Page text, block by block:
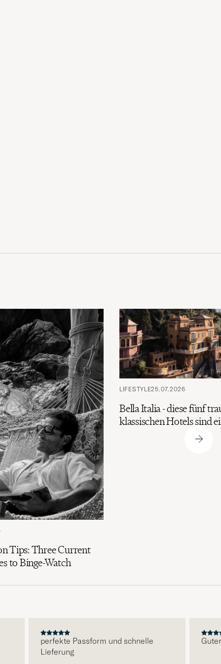
Tips: Three Current
to Binge-Watch
LIFESTYLE25.07.2026
Bella Italia - diese fünf
klassischen Hotels sind
perfekte Passform und schnelle
Lieferung
Guter